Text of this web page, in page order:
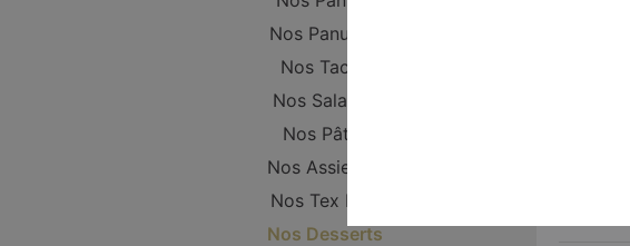
Nos Panuzzo
Nos Tacos
Nos Salades
Nos Pâtes
Nos Assiettes
Nos Tex Mex
Nos Desserts